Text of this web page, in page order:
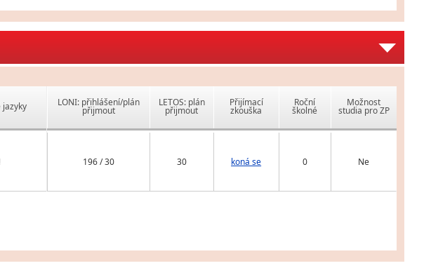
jazyky LONI: přihlášení/plán
přijmout
LETOS: plán
přijmout
Přijímací
zkouška
Roční
školné
Možnost
studia pro ZP
196 / 30 30 koná se 0 Ne